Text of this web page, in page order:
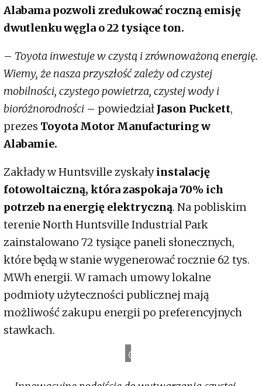
Alabama pozwoli zredukować roczną emisję
dwutlenku węgla o 22 tysiące ton.
– Toyota inwestuje w czystą i zrównoważoną energię.
Wiemy, że nasza przyszłość zależy od czystej
mobilności, czystego powietrza, czystej wody i
bioróżnorodności – powiedział Jason Puckett,
prezes Toyota Motor Manufacturing w
Alabamie.
Zakłady w Huntsville zyskałyinstalację
fotowoltaiczną, która zaspokaja 70% ich
potrzeb na energię elektryczną. Na pobliskim
terenie North Huntsville Industrial Park
zainstalowano 72 tysiące paneli słonecznych,
które będą w stanie wygenerować rocznie 62 tys.
MWh energii. W ramach umowy lokalne
podmioty użyteczności publicznej mają
możliwość zakupu energii po preferencyjnych
stawkach.